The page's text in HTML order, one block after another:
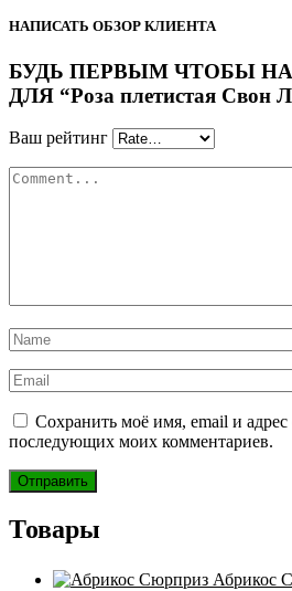
НАПИСАТЬ ОБЗОР КЛИЕНТА
БУДЬ ПЕРВЫМ ЧТОБЫ
ДЛЯ “Роза плетистая Свон
Ваш рейтинг
Сохранить моё имя, email и адрес
последующих моих комментариев.
Товары
Абрикос